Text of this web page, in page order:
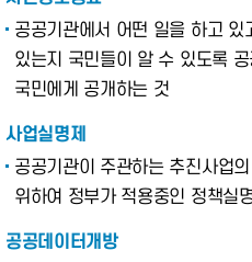
공공기관에서 어떤 일을 하고 있
있는지 국민들이 알 수 있도록
국민에게 공개하는 것
사업실명제
공공기관이 주관하는 추진사업
위하여 정부가 적용중인 정책실
공공데이터개방